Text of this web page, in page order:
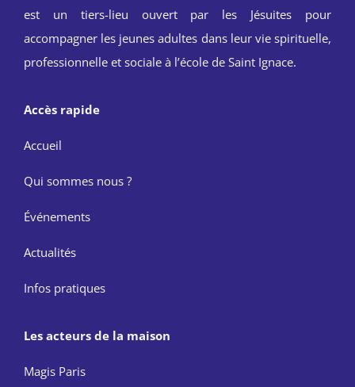
est un tiers-lieu ouvert par les Jésuites pour
accompagner les jeunes adultes dans leur vie spirituelle,
professionnelle et sociale à l’école de Saint Ignace.
Accès rapide
Accueil
Qui sommes nous ?
Événements
Actualités
Infos pratiques
Les acteurs de la maison
Magis Paris